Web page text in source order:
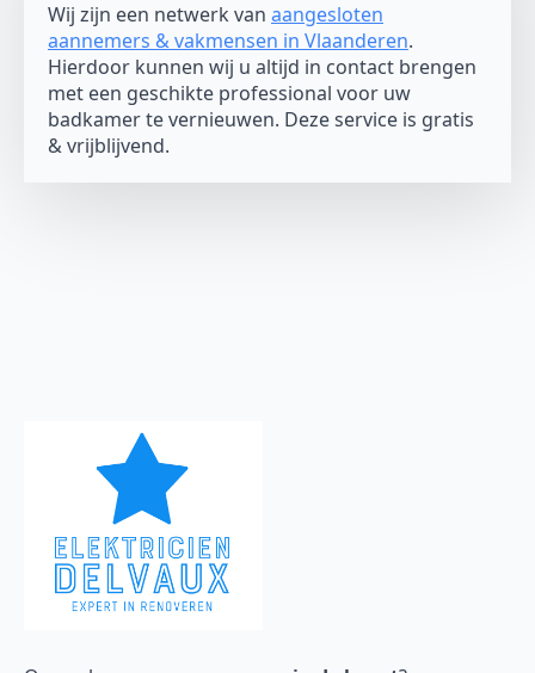
Wij zijn een netwerk van aangesloten
aannemers & vakmensen in Vlaanderen.
Hierdoor kunnen wij u altijd in contact brengen
met een geschikte professional voor uw
badkamer te vernieuwen. Deze service is gratis
& vrijblijvend.